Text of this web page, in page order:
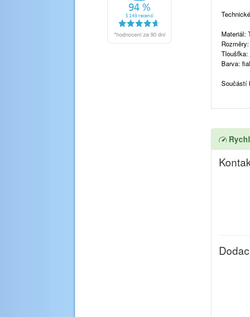
Materiál:
Tloušťka:
Barva:
Součástí